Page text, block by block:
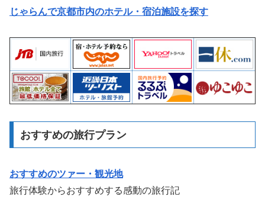
じゃらんで京都市内のホテル・宿泊施設を探す
おすすめの旅行プラン
おすすめのツァー・観光地
旅行体験からおすすめする感動の旅行記